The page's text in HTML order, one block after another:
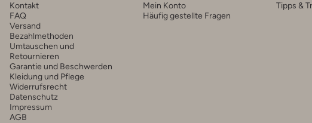
Kontakt
FAQ
Versand
Bezahlmethoden
Umtauschen und
Retournieren
Garantie und Beschwerden
Kleidung und Pflege
Widerrufsrecht
Datenschutz
Impressum
AGB
Mein Konto
Häufig gestellte Fragen
Tipps &